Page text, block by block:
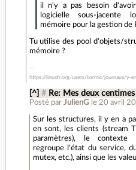
il n'y a pas besoin
logicielle sous-jacente
mémoire pour la gestion de
Tu utilise des pool d'objets/
mémoire ?
https://linuxfr.org/users/barmic/journaux/y-
[^] # Re: Mes deux
Posté par JulienG le 20 avril
Sur les structures, il y en a
en sont, les clients (stream
paramètres), le contexte
regroupe l'état du service,
mutex, etc.), ainsi que les